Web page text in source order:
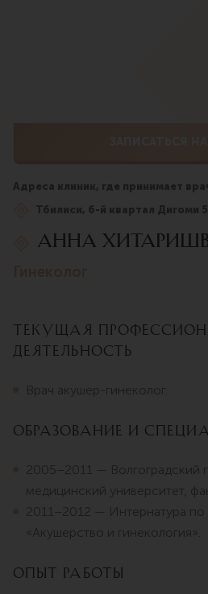
Адреса клиник, где принимает
Тбилиси, 6-й квартал Дигоми
Анна
Текущая
деятельность
Врач акушер-гинеколог.
Образование и
2005–2011 — Волгоградский
медицинский университет,
2011–2012 — Интернатура по
«Акушерство и гинекология».
Опыт работы